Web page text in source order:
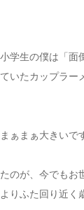
学生の僕は「面
いたカップラー
ぁまぁ大きいで
のが、今でもお
りふた回り近く